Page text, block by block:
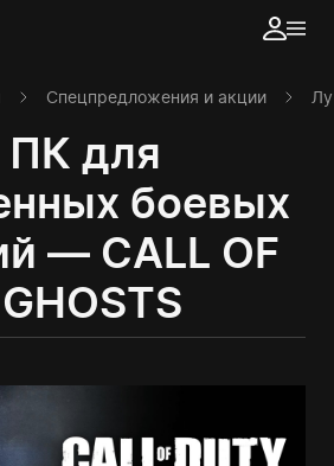
Спецпредложения и акции
для
боевых
— CALL OF